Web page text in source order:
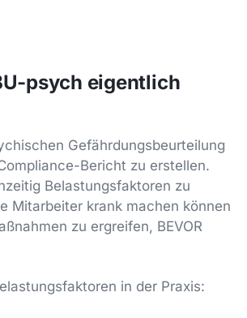
psych eigentlich
Gefährdungsbeurteilung
Bericht zu erstellen.
Belastungsfaktoren zu
Mitarbeiter krank machen können
zu ergreifen, BEVOR
in der Praxis: